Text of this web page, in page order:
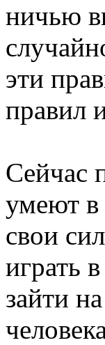
ничью
эти
правил
Сейчас
умеют в
свои
играть в
зайти